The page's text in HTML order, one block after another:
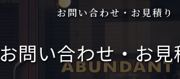
お問い合わせ・お見積り
お問い合わせ・お